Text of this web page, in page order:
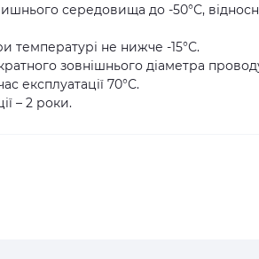
середовища до -50°С,
температурі не нижче -15°С.
зовнішнього діаметра
експлуатації 70°С.
– 2 роки.